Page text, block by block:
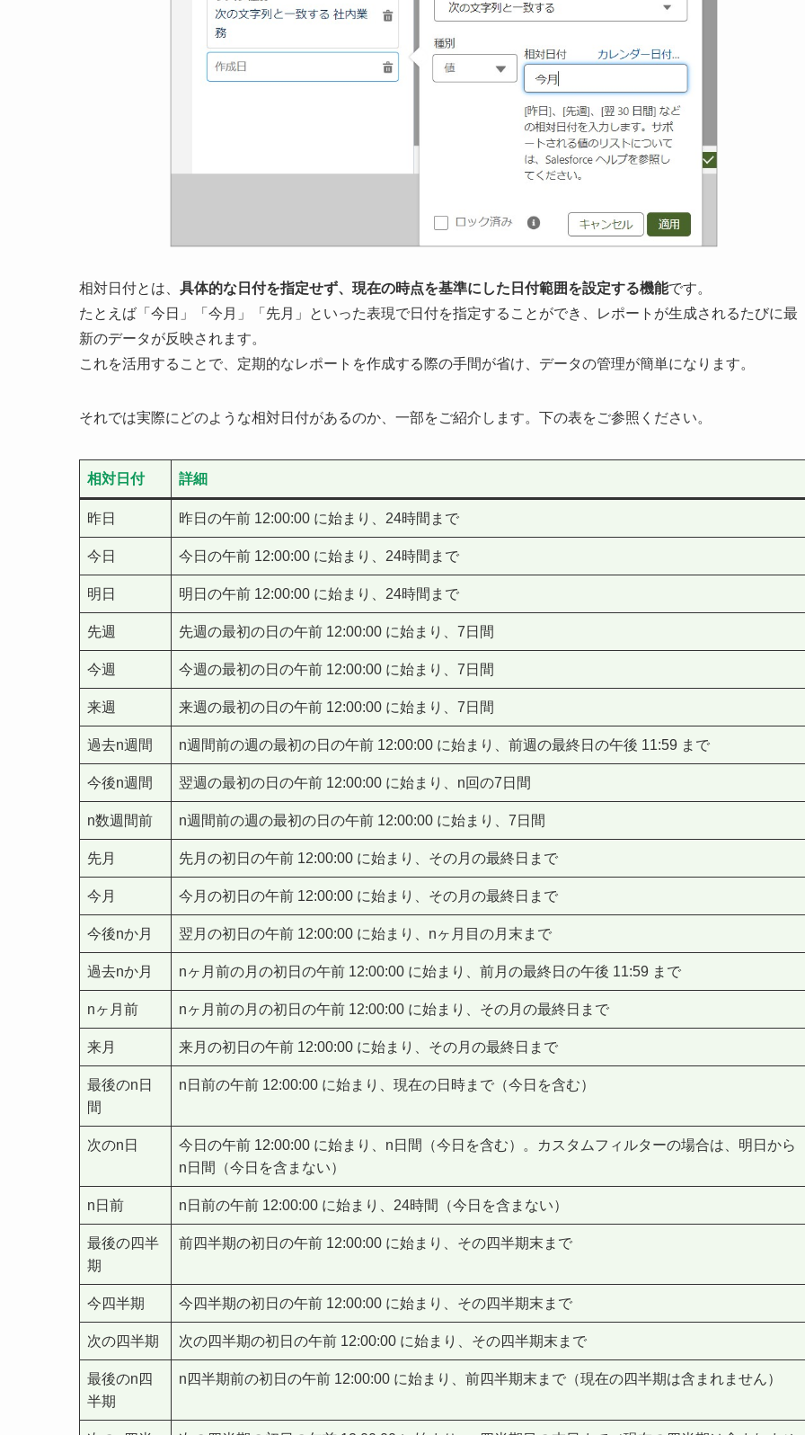
相対日付とは、 具体的な日付を指定せず、現在の時点を基準にした日付範囲を設定する機能です。
たとえば「今日」「今月」「先月」といった表現で日付を指定することができ、レポートが生成されるたびに最
新のデータが反映されます。
これを活用することで、定期的なレポートを作成する際の手間が省け、データの管理が簡単になります。
それでは実際にどのような相対日付があるのか、一部をご紹介します。下の表をご参照ください。
相対日付 詳細
昨日 昨日の午前 12:00:00 に始まり、24時間まで
今日 今日の午前 12:00:00 に始まり、24時間まで
明日 明日の午前 12:00:00 に始まり、24時間まで
先週 先週の最初の日の午前 12:00:00 に始まり、7日間
今週 今週の最初の日の午前 12:00:00 に始まり、7日間
来週 来週の最初の日の午前 12:00:00 に始まり、7日間
過去n週間 n週間前の週の最初の日の午前 12:00:00 に始まり、前週の最終日の午後 11:59 まで
今後n週間 翌週の最初の日の午前 12:00:00 に始まり、n回の7日間
n数週間前 n週間前の週の最初の日の午前 12:00:00 に始まり、7日間
先月 先月の初日の午前 12:00:00 に始まり、その月の最終日まで
今月 今月の初日の午前 12:00:00 に始まり、その月の最終日まで
今後nか月 翌月の初日の午前 12:00:00 に始まり、nヶ月目の月末まで
過去nか月 nヶ月前の月の初日の午前 12:00:00 に始まり、前月の最終日の午後 11:59 まで
nヶ月前 nヶ月前の月の初日の午前 12:00:00 に始まり、その月の最終日まで
来月 来月の初日の午前 12:00:00 に始まり、その月の最終日まで
最後のn日
間
n日前の午前 12:00:00 に始まり、現在の日時まで（今日を含む）
次のn日
今日の午前 12:00:00 に始まり、n日間（今日を含む）。カスタムフィルターの場合は、明日から
n日間（今日を含まない）
n日前 n日前の午前 12:00:00 に始まり、24時間（今日を含まない）
最後の四半
期
前四半期の初日の午前 12:00:00 に始まり、その四半期末まで
今四半期 今四半期の初日の午前 12:00:00 に始まり、その四半期末まで
次の四半期 次の四半期の初日の午前 12:00:00 に始まり、その四半期末まで
最後のn四
半期
n四半期前の初日の午前 12:00:00 に始まり、前四半期末まで（現在の四半期は含まれません）